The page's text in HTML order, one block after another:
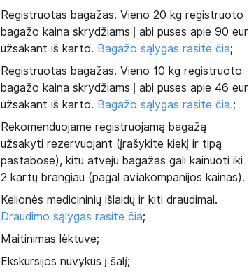
Registruotas bagažas. Vieno 20 kg registruoto
bagažo kaina skrydžiams į abi puses apie 90 eur
užsakant iš karto. Bagažo sąlygas rasite čia;
Registruotas bagažas. Vieno 10 kg registruoto
bagažo kaina skrydžiams į abi puses apie 46 eur
užsakant iš karto. Bagažo sąlygas rasite čia.;
Rekomenduojame registruojamą bagažą
užsakyti rezervuojant (įrašykite kiekį ir tipą
pastabose), kitu atveju bagažas gali kainuoti iki
2 kartų brangiau (pagal aviakompanijos kainas).
Kelionės medicininių išlaidų ir kiti draudimai.
Draudimo sąlygas rasite čia;
Maitinimas lėktuve;
Ekskursijos nuvykus į šalį;